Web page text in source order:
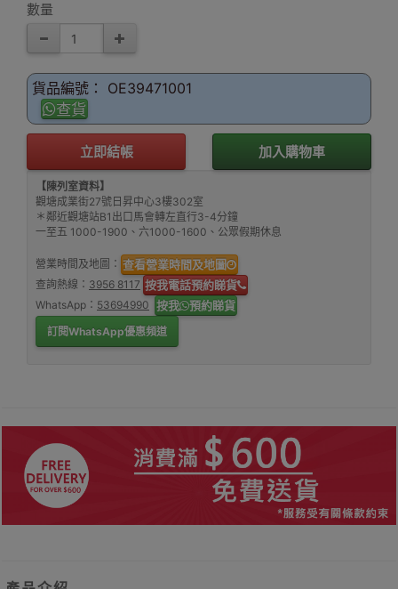
數量
貨品編號： OE39471001
查貨
立即結帳 加入購物車
【陳列室資料】
觀塘成業街27號日昇中心3樓302室
＊鄰近觀塘站B1出口馬會轉左直行3-4分鐘
一至五 1000-1900、六1000-1600、公眾假期休息
營業時間及地圖： 查看營業時間及地圖
查詢熱線： 3956 8117 按我電話預約睇貨
WhatsApp： 53694990 按我 預約睇貨
訂閱WhatsApp優惠頻道